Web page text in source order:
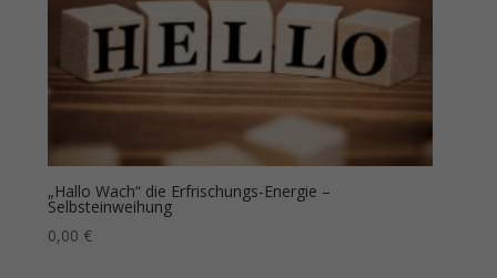
„Hallo Wach“ die Erfrischungs-Energie –
Selbsteinweihung
0,00 €